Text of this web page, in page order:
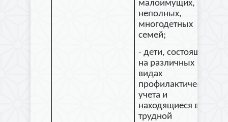
малоимущих,
неполных,
многодетных
семей;
- дети, состоящие
на различных
видах
профилактического
учета и
находящиеся в
трудной